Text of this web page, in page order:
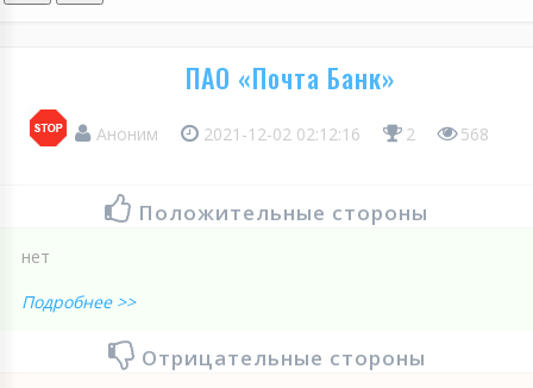
ПАО «Почта Банк»
Аноним 2021-12-02 02:12:16 2 568
Положительные стороны
нет
Подробнее >>
Отрицательные стороны